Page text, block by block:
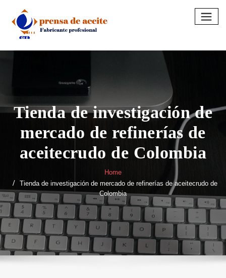
content
Tienda de investigación de
mercado de refinerías de
aceitecrudo de Colombia
Home
Tienda de investigación de mercado de refinerías de aceitecrudo de
Colombia